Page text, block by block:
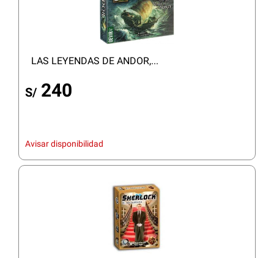
LAS LEYENDAS DE ANDOR,...
S/ 240
Avisar disponibilidad